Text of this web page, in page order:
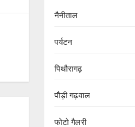
नैनीताल
पर्यटन
पिथौरागढ़
पौड़ी गढ़वाल
फोटो गैलरी